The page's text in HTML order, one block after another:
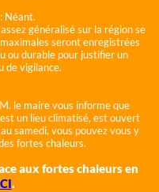
Néant.
généralisé sur la région se
seront enregistrées
ou durable pour justifier un
de vigilance.
le maire vous informe que
un lieu climatisé, est ouvert
samedi, vous pouvez vous y
fortes chaleurs.
aux fortes chaleurs en
.